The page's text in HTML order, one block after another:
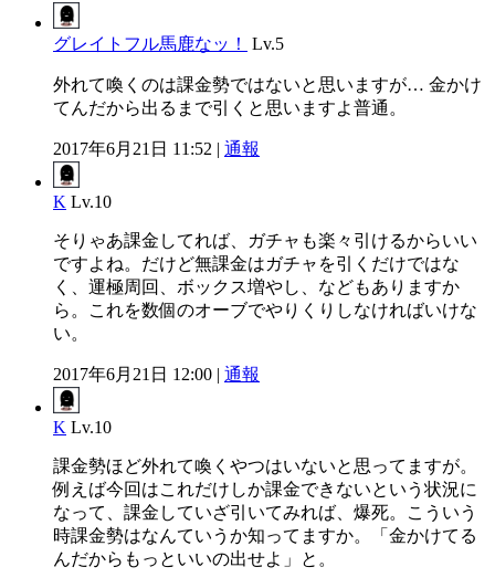
グレイトフル馬鹿なッ！ Lv.5
外れて喚くのは課金勢ではないと思いますが… 金かけ
てんだから出るまで引くと思いますよ普通。
2017年6月21日 11:52 | 通報
K Lv.10
そりゃあ課金してれば、ガチャも楽々引けるからいい
ですよね。だけど無課金はガチャを引くだけではな
く、運極周回、ボックス増やし、などもありますか
ら。これを数個のオーブでやりくりしなければいけな
い。
2017年6月21日 12:00 | 通報
K Lv.10
課金勢ほど外れて喚くやつはいないと思ってますが。
例えば今回はこれだけしか課金できないという状況に
なって、課金していざ引いてみれば、爆死。こういう
時課金勢はなんていうか知ってますか。「金かけてる
んだからもっといいの出せよ」と。